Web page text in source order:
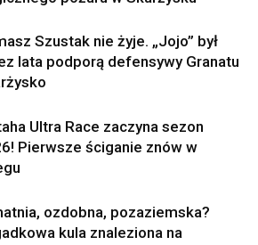
Szustak nie żyje. „Jojo” był
lata podporą defensywy Granatu
Ultra Race zaczyna sezon
Pierwsze ściganie znów w
ozdobna, pozaziemska?
kula znaleziona na